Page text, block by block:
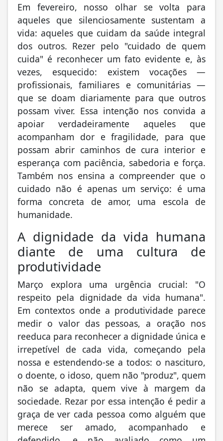
Em fevereiro, nosso olhar se volta para
aqueles que silenciosamente sustentam a
vida: aqueles que cuidam da saúde integral
dos outros. Rezer pelo "cuidado de quem
cuida" é reconhecer um fato evidente e, às
vezes, esquecido: existem vocações —
profissionais, familiares e comunitárias —
que se doam diariamente para que outros
possam viver. Essa intenção nos convida a
apoiar verdadeiramente aqueles que
acompanham dor e fragilidade, para que
possam abrir caminhos de cura interior e
esperança com paciência, sabedoria e força.
Também nos ensina a compreender que o
cuidado não é apenas um serviço: é uma
forma concreta de amor, uma escola de
humanidade.
A dignidade da vida humana
diante de uma cultura de
produtividade
Março explora uma urgência crucial: "O
respeito pela dignidade da vida humana".
Em contextos onde a produtividade parece
medir o valor das pessoas, a oração nos
reeduca para reconhecer a dignidade única e
irrepetível de cada vida, começando pela
nossa e estendendo-se a todos: o nascituro,
o doente, o idoso, quem não "produz", quem
não se adapta, quem vive à margem da
sociedade. Rezar por essa intenção é pedir a
graça de ver cada pessoa como alguém que
merece ser amado, acompanhado e